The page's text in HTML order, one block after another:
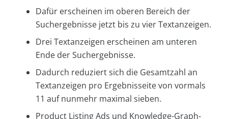
Dafür erscheinen im oberen Bereich der
Suchergebnisse jetzt bis zu vier Textanzeigen.
Drei Textanzeigen erscheinen am unteren
Ende der Suchergebnisse.
Dadurch reduziert sich die Gesamtzahl an
Textanzeigen pro Ergebnisseite von vormals
11 auf nunmehr maximal sieben.
Product Listing Ads und Knowledge-Graph-